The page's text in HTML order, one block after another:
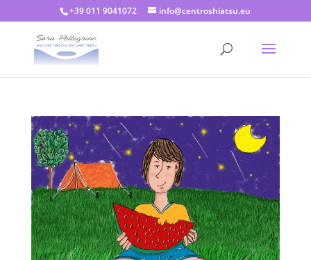
+39 011 9041072 info@centroshiatsu.eu